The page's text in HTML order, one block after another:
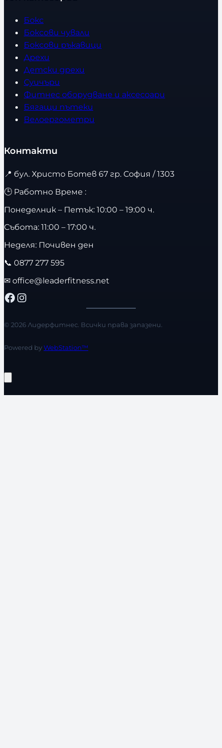
Бокс
Боксови чували
Боксови ръкавици
Дрехи
Детски дрехи
Суичъри
Фитнес оборудване и аксесоари
Бягащи пътеки
Велоергометри
Контакти
📍 бул. Христо Ботев 67 гр. София / 1303
🕒 Работно Време :
Понеделник – Петък: 10:00 – 19:00 ч.
Събота: 11:00 – 17:00 ч.
Неделя: Почивен ден
📞 0877 277 595
✉ office@leaderfitness.net
Facebook Instagram
© 2026 Лидерфитнес. Всички права запазени.
Powered byWebStation™